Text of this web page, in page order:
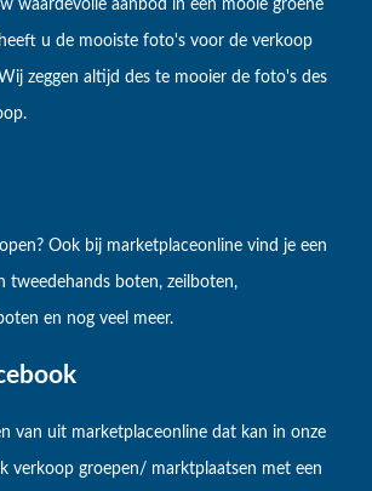
waardevolle aanbod in een mooie groene
u de mooiste foto's voor de verkoop
zeggen altijd des te mooier de foto's des
Ook bij marketplaceonline vind je een
tweedehands boten, zeilboten,
en nog veel meer.
van uit marketplaceonline dat kan in onze
verkoop groepen/ marktplaatsen met een